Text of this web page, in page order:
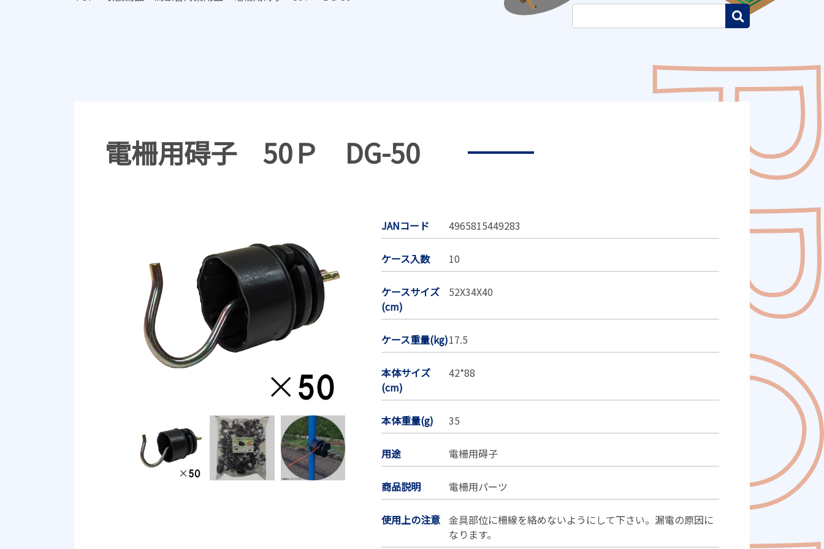
電柵用碍子 50Ｐ DG-50
JANコード 4965815449283
ケース入数 10
ケースサイズ
(cm)
52X34X40
ケース重量(kg)17.5
本体サイズ
(cm)
42*88
本体重量(g) 35
用途 電柵用碍子
商品説明 電柵用パーツ
使用上の注意 金具部位に柵線を絡めないようにして下さい。漏電の原因に
なります。